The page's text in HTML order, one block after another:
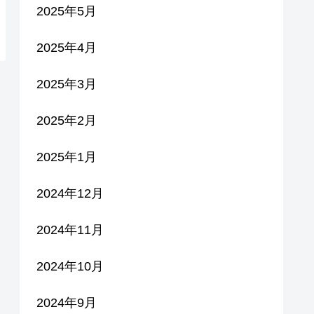
2025年5月
2025年4月
2025年3月
2025年2月
2025年1月
2024年12月
2024年11月
2024年10月
2024年9月